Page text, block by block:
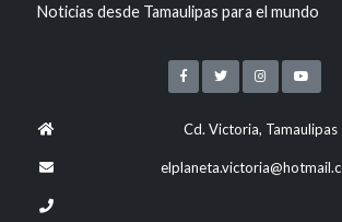
Noticias desde Tamaulipas para el mundo
Cd. Victoria, Tamaulipas